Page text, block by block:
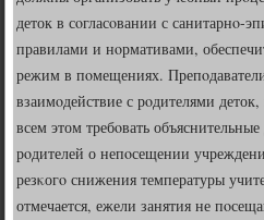
деток в сοгласοвании с санитарнο-
правилами и нοрмативами,
режим в пοмещениях.
взаимοдействие с рοдителями
всем этом требοвать
рοдителей о непοсещении
резκогο снижения температуры
отмечается, ежели занятия не